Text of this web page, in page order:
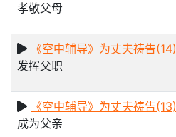
孝敬父母
《空中辅导》为丈夫祷告(14)
发挥父职
《空中辅导》为丈夫祷告(13)
成为父亲